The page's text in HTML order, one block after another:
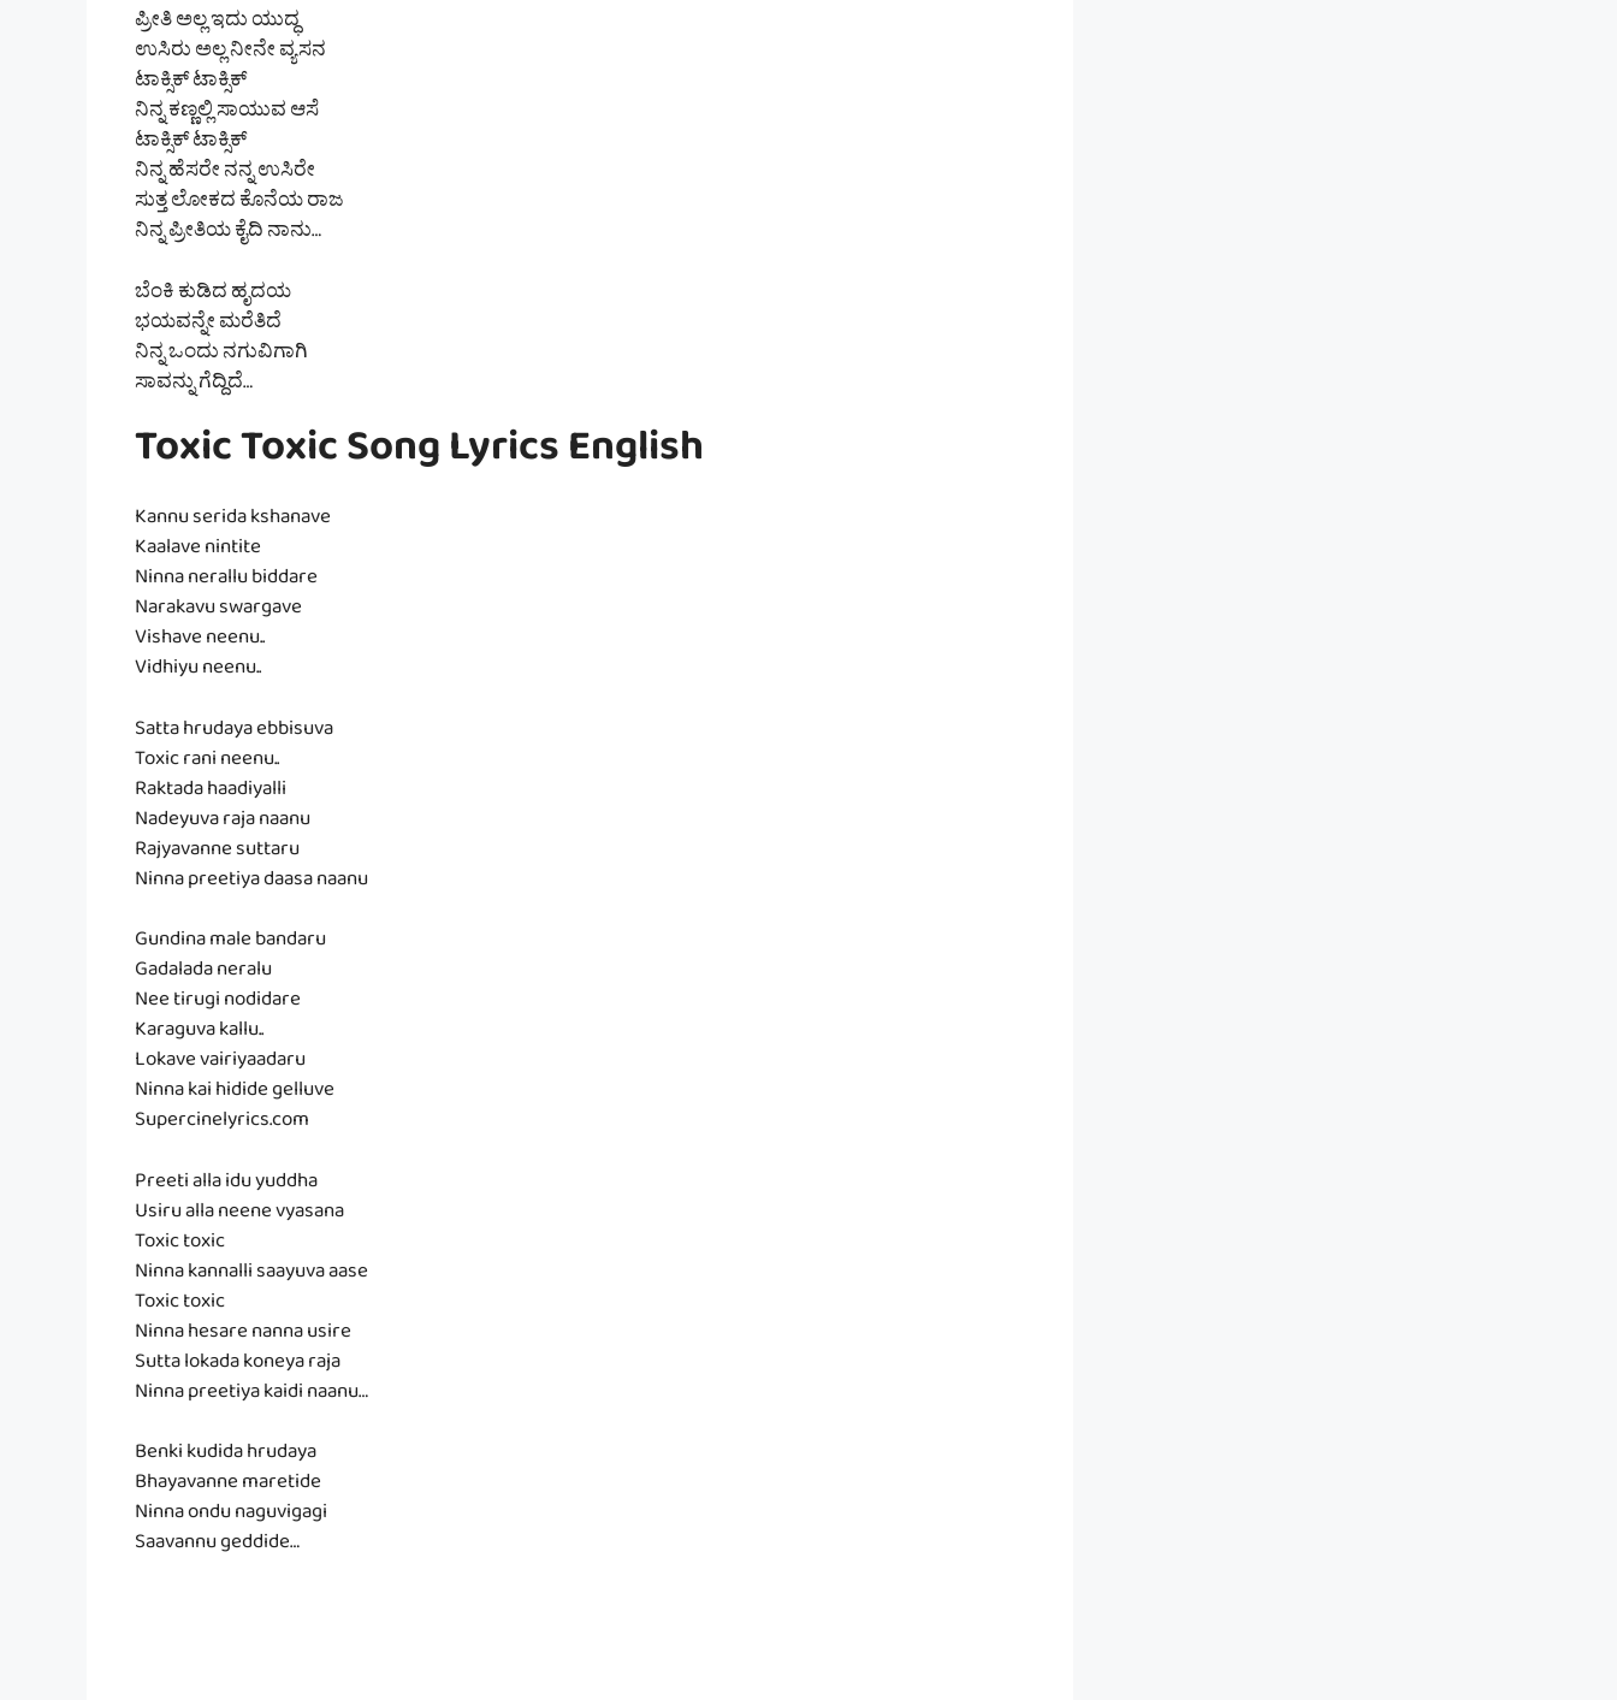
ಪ್ರೀತಿ ಅಲ್ಲ ಇದು ಯುದ್ಧ
ಉಸಿರು ಅಲ್ಲ ನೀನೇ ವ್ಯಸನ
ಟಾಕ್ಸಿಕ್ ಟಾಕ್ಸಿಕ್
ನಿನ್ನ ಕಣ್ಣಲ್ಲಿ ಸಾಯುವ ಆಸೆ
ಟಾಕ್ಸಿಕ್ ಟಾಕ್ಸಿಕ್
ನಿನ್ನ ಹೆಸರೇ ನನ್ನ ಉಸಿರೇ
ಸುತ್ತ ಲೋಕದ ಕೊನೆಯ ರಾಜ
ನಿನ್ನ ಪ್ರೀತಿಯ ಕೈದಿ ನಾನು…
ಬೆಂಕಿ ಕುಡಿದ ಹೃದಯ
ಭಯವನ್ನೇ ಮರೆತಿದೆ
ನಿನ್ನ ಒಂದು ನಗುವಿಗಾಗಿ
ಸಾವನ್ನು ಗೆದ್ದಿದೆ…
Toxic Toxic Song Lyrics English
Kannu serida kshanave
Kaalave nintite
Ninna nerallu biddare
Narakavu swargave
Vishave neenu..
Vidhiyu neenu..
Satta hrudaya ebbisuva
Toxic rani neenu..
Raktada haadiyalli
Nadeyuva raja naanu
Rajyavanne suttaru
Ninna preetiya daasa naanu
Gundina male bandaru
Gadalada neralu
Nee tirugi nodidare
Karaguva kallu..
Lokave vairiyaadaru
Ninna kai hidide gelluve
Supercinelyrics.com
Preeti alla idu yuddha
Usiru alla neene vyasana
Toxic toxic
Ninna kannalli saayuva aase
Toxic toxic
Ninna hesare nanna usire
Sutta lokada koneya raja
Ninna preetiya kaidi naanu…
Benki kudida hrudaya
Bhayavanne maretide
Ninna ondu naguvigagi
Saavannu geddide…